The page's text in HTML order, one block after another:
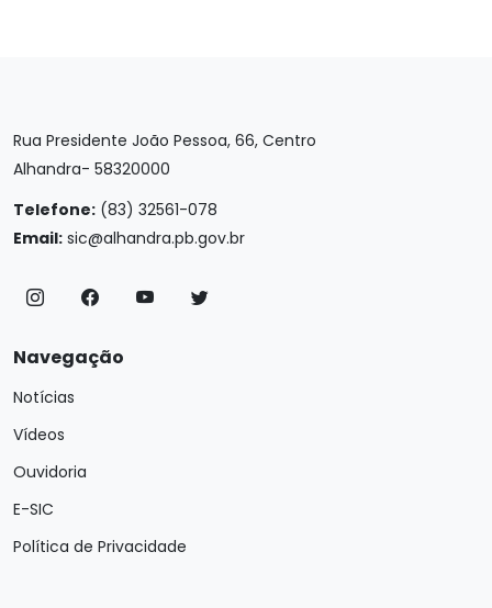
Rua Presidente João Pessoa, 66, Centro
Alhandra- 58320000
Telefone: (83) 32561-078
Email: sic@alhandra.pb.gov.br
Navegação
Notícias
Vídeos
Ouvidoria
E-SIC
Política de Privacidade